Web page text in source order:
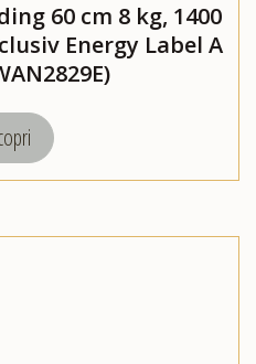
60 cm 8 kg, 1400
Energy Label A